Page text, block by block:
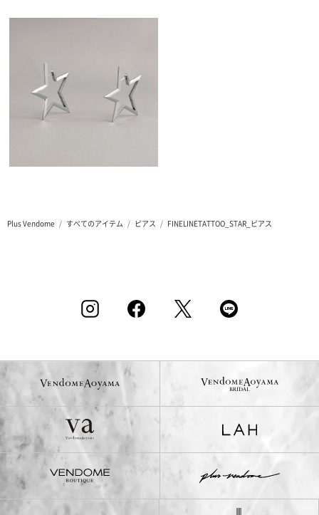
Plus Vendome すべてのアイテム ピアス FINELINETATTOO_STAR_ピアス